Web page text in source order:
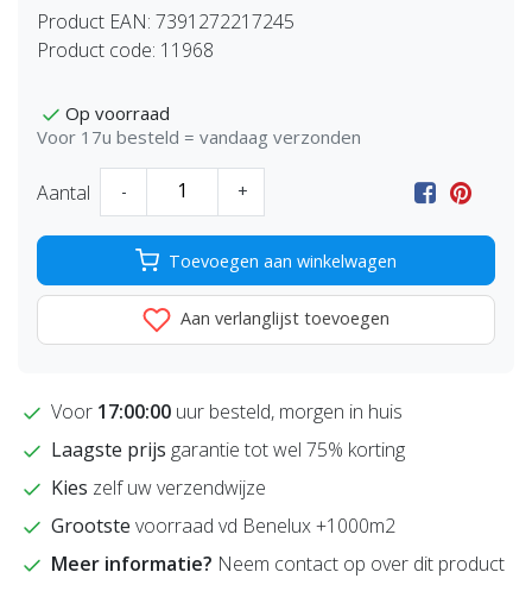
Product EAN: 7391272217245
Product code: 11968
Op voorraad
Voor 17u besteld = vandaag verzonden
Aantal - +
Toevoegen aan winkelwagen
Aan verlanglijst toevoegen
Voor 17:00:00 uur besteld, morgen in huis
Laagste prijs garantie tot wel 75% korting
Kies zelf uw verzendwijze
Grootste voorraad vd Benelux +1000m2
Meer informatie? Neem contact op over dit product